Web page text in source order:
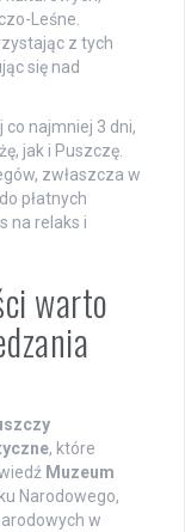
Leśne.
z tych
się nad
co najmniej 3 dni,
jak i Puszczę.
zwłaszcza w
płatnych
na relaks i
warto
, które
Muzeum
Narodowego,
w